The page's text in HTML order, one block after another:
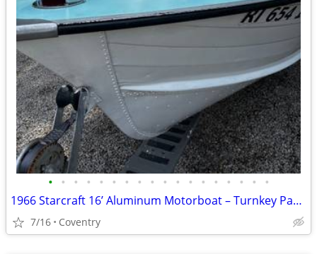
• • • • • • • • • • • • • • • • • •
1966 Starcraft 16’ Aluminum Motorboat – Turnkey Package! 🚤
7/16 Coventry